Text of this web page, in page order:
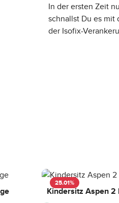
In der ersten Zeit
schnallst Du es mit
der Isofix-
25.01%
Kindersitz Aspen 2